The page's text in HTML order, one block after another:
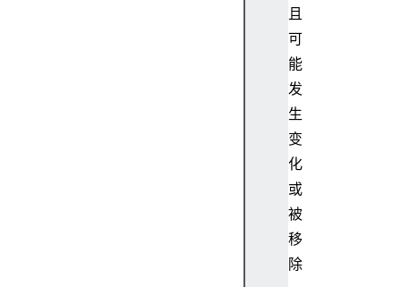
且
可
能
发
生
变
化
或
被
移
除